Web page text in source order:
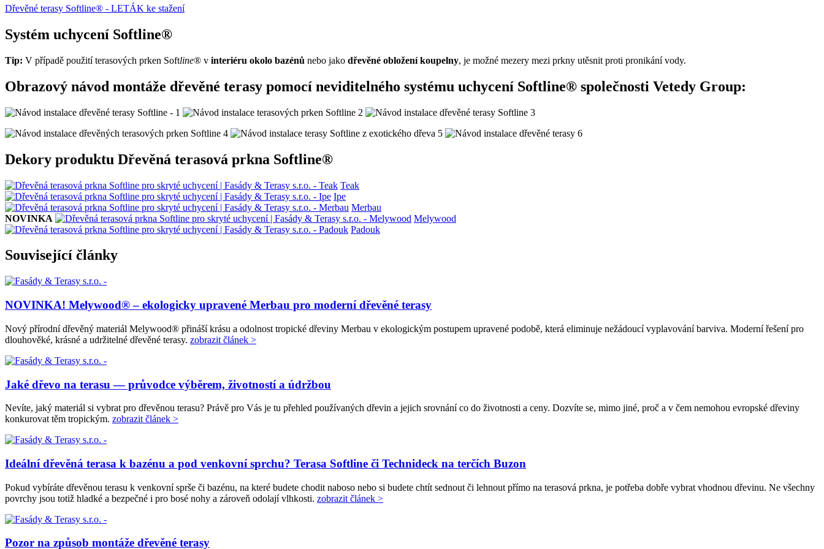
Dřevěné terasy Softline® - LETÁK ke stažení
Systém uchycení Softline®
Tip: V případě použití terasových prken Softline® v interiéru okolo bazénů nebo jako dřevěné obložení koupelny, je možné mezery mezi prkny utěsnit proti pronikání vody.
Obrazový návod montáže dřevěné terasy pomocí neviditelného systému uchycení Softline® společnosti Vetedy Group:
Dekory produktu Dřevěná terasová prkna Softline®
Teak
Ipe
Merbau
NOVINKA
Melywood
Padouk
Související články
NOVINKA! Melywood® – ekologicky upravené Merbau pro moderní dřevěné terasy
Nový přírodní dřevěný materiál Melywood® přináší krásu a odolnost tropické dřeviny Merbau v ekologickým postupem upravené podobě, která eliminuje nežádoucí vyplavování barviva. Moderní řešení pro
dlouhověké, krásné a udržitelné dřevěné terasy. zobrazit článek >
Jaké dřevo na terasu — průvodce výběrem, životností a údržbou
Nevíte, jaký materiál si vybrat pro dřevěnou terasu? Právě pro Vás je tu přehled používaných dřevin a jejich srovnání co do životnosti a ceny. Dozvíte se, mimo jiné, proč a v čem nemohou evropské dřeviny
konkurovat těm tropickým. zobrazit článek >
Ideální dřevěná terasa k bazénu a pod venkovní sprchu? Terasa Softline či Technideck na terčích Buzon
Pokud vybíráte dřevěnou terasu k venkovní sprše či bazénu, na které budete chodit naboso nebo si budete chtít sednout či lehnout přímo na terasová prkna, je potřeba dobře vybrat vhodnou dřevinu. Ne všechny
povrchy jsou totiž hladké a bezpečné i pro bosé nohy a zároveň odolají vlhkosti. zobrazit článek >
Pozor na způsob montáže dřevěné terasy